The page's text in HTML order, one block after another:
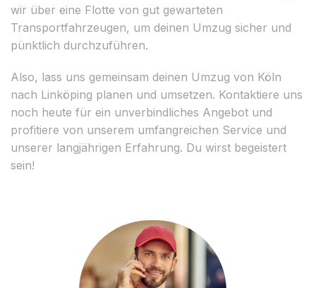
wir über eine Flotte von gut gewarteten
Transportfahrzeugen, um deinen Umzug sicher und
pünktlich durchzuführen.
Also, lass uns gemeinsam deinen Umzug von Köln
nach Linköping planen und umsetzen. Kontaktiere uns
noch heute für ein unverbindliches Angebot und
profitiere von unserem umfangreichen Service und
unserer langjährigen Erfahrung. Du wirst begeistert
sein!